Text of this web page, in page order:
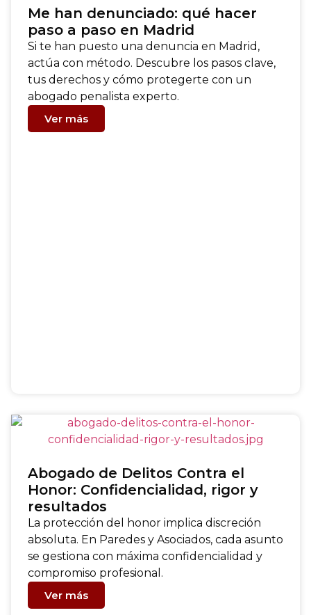
Me han denunciado: qué hacer
paso a paso en Madrid
Si te han puesto una denuncia en Madrid,
actúa con método. Descubre los pasos clave,
tus derechos y cómo protegerte con un
abogado penalista experto.
Ver más
Abogado de Delitos Contra el
Honor: Confidencialidad, rigor y
resultados
La protección del honor implica discreción
absoluta. En Paredes y Asociados, cada asunto
se gestiona con máxima confidencialidad y
compromiso profesional.
Ver más